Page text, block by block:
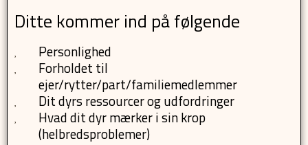
Ditte kommer ind på følgende
Personlighed
Forholdet til
ejer/rytter/part/familiemedlemmer
Dit dyrs ressourcer og udfordringer
Hvad dit dyr mærker i sin krop
(helbredsproblemer)